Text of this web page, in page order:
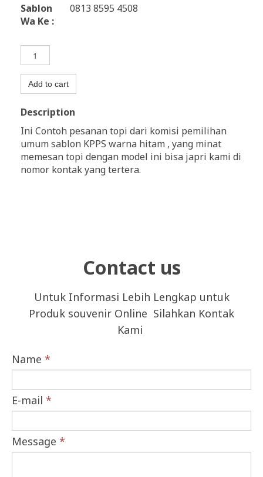
Sablon
Wa Ke :
0813 8595 4508
Add to cart
Description
Ini Contoh pesanan topi dari komisi pemilihan
umum sablon KPPS warna hitam , yang minat
memesan topi dengan model ini bisa japri kami di
nomor kontak yang tertera.
Contact us
Untuk Informasi Lebih Lengkap untuk
Produk souvenir Online Silahkan Kontak
Kami
Name *
E-mail *
Message *